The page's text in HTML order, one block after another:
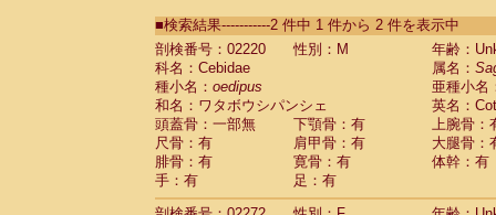
CebidaeSaguinus labiatus(0)
Cebidae Saguinus leucopus (0)
Cebidae
Cebidae
CebidaeSaguinus nigricollis (1)
Cebidae Saguinus oedipus
Cebidae Saguinus weddelli
Cebidae Saguinusspp.
Cebidae Aotus trivirgatus
Cebidae Cebus albifrons
■検索結果-----------2 件中 1 件から 2 件を表示中
剖検番号：02220
性別：M
年齢：
科名：Cebidae
属名：
種小名： oedipus
亜種小名
和名：ワタボウシパンシェ
英名：
頭蓋骨：一部無
下顎骨：有
上腕骨：
尺骨：有
肩甲骨：有
大腿骨：
腓骨：有
寛骨：有
体幹：有
手：有
足：有